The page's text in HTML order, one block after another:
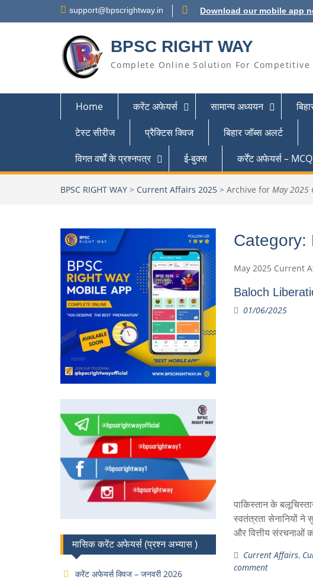
support@bpscrightway.in Download our mobile app
BPSC RIGHT WAY
Complete Online Solution For Competitive
Home करेंट अफेयर्स सामान्य अध्ययन
टेस्ट सीरीज
प्रैक्टिस क्विज बिहार जॉब्स अलर्ट
विगत वर्षों के प्रश्नपत्र
ई-बुक्स कर्रेंट अफेयर्स – MCQ
BPSC RIGHT WAY > Current Affairs 2025 > Archive for May 2025
Category:
May 2025 Current
Baloch
01/06/2025
पाकिस्तान के
स्वतंत्रता सेनानियों ने
और वित्तीय संरचनाओं
Current Affairs,
comment
मासिक करेंट अफेयर्स (प्रश्न अभ्यास )
करेंट अफेयर्स क्विज – जनवरी 2026